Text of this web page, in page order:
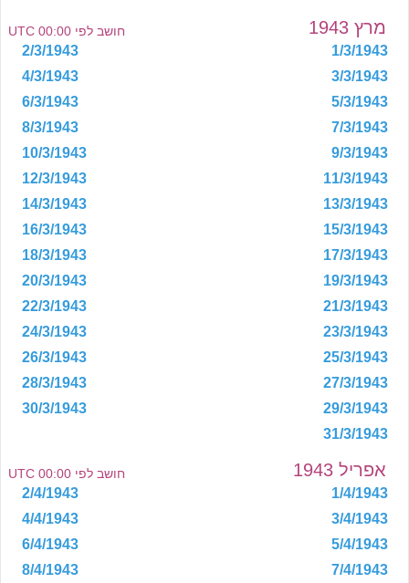
מרץ 1943 חושב לפי 00:00 UTC
1/3/1943
2/3/1943
3/3/1943
4/3/1943
5/3/1943
6/3/1943
7/3/1943
8/3/1943
9/3/1943
10/3/1943
11/3/1943
12/3/1943
13/3/1943
14/3/1943
15/3/1943
16/3/1943
17/3/1943
18/3/1943
19/3/1943
20/3/1943
21/3/1943
22/3/1943
23/3/1943
24/3/1943
25/3/1943
26/3/1943
27/3/1943
28/3/1943
29/3/1943
30/3/1943
31/3/1943
אפריל 1943 חושב לפי 00:00 UTC
1/4/1943
2/4/1943
3/4/1943
4/4/1943
5/4/1943
6/4/1943
7/4/1943
8/4/1943